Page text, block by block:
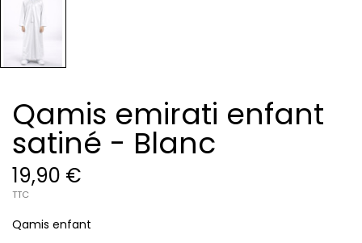
Qamis emirati enfant
satiné - Blanc
19,90 €
TTC
Qamis enfant